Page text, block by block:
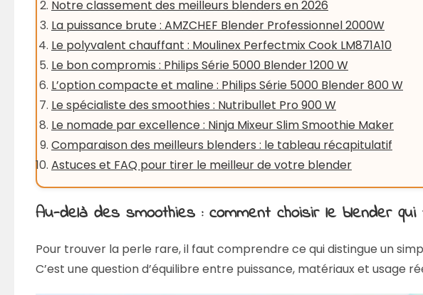
Notre classement des meilleurs blenders en 2026
La puissance brute : AMZCHEF Blender Professionnel 2000W
Le polyvalent chauffant : Moulinex Perfectmix Cook LM871A10
Le bon compromis : Philips Série 5000 Blender 1200 W
L’option compacte et maline : Philips Série 5000 Blender 800 W
Le spécialiste des smoothies : Nutribullet Pro 900 W
Le nomade par excellence : Ninja Mixeur Slim Smoothie Maker
Comparaison des meilleurs blenders : le tableau récapitulatif
Astuces et FAQ pour tirer le meilleur de votre blender
Au-delà des smoothies : comment choisir le blender
Pour trouver la perle rare, il faut comprendre ce qui distingue un
C’est une question d’équilibre entre puissance, matériaux et usage